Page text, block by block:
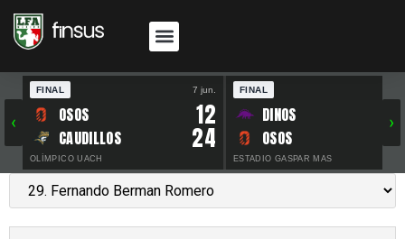
‹
FINAL 7 jun.
OSOS 12
CAUDILLOS 24
OLÍMPICO UACH
FINAL
DINOS
OSOS
ESTADIO GASPAR MAS
›